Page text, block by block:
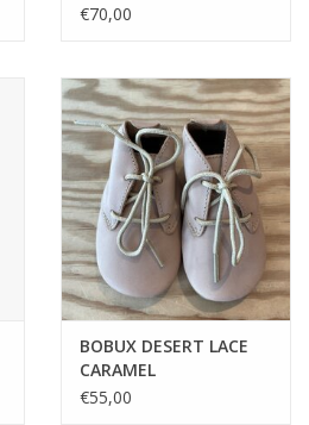
€70,00
BOBUX DESERT LACE
CARAMEL
€55,00